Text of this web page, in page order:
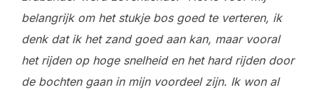
belangrijk om het stukje bos goed te verteren, ik
denk dat ik het zand goed aan kan, maar vooral
het rijden op hoge snelheid en het hard rijden door
de bochten gaan in mijn voordeel zijn. Ik won al